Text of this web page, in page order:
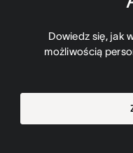
Dowiedz się, jak
możliwością